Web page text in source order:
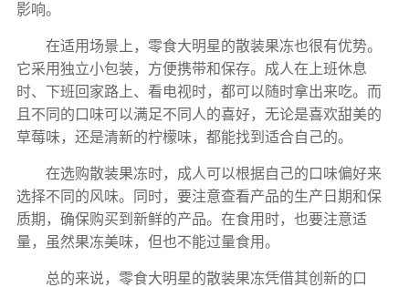
影响。
在适用场景上，零食大明星的散装果冻也很有优势。
它采用独立小包装，方便携带和保存。成人在上班休息
时、下班回家路上、看电视时，都可以随时拿出来吃。而
且不同的口味可以满足不同人的喜好，无论是喜欢甜美的
草莓味，还是清新的柠檬味，都能找到适合自己的。
在选购散装果冻时，成人可以根据自己的口味偏好来
选择不同的风味。同时，要注意查看产品的生产日期和保
质期，确保购买到新鲜的产品。在食用时，也要注意适
量，虽然果冻美味，但也不能过量食用。
总的来说，零食大明星的散装果冻凭借其创新的口